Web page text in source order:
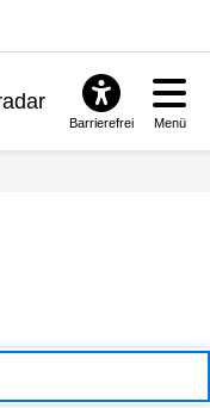
Barrierefrei Menü